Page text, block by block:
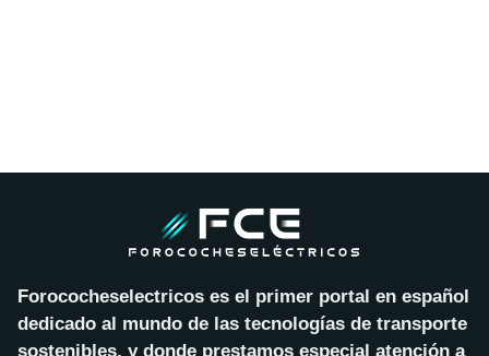
Forococheselectricos es el primer portal en español
dedicado al mundo de las tecnologías de transporte
sostenibles, y donde prestamos especial atención a